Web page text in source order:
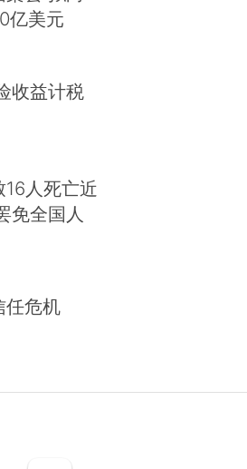
亿美元
收益计税
人死亡近
免全国人
任危机